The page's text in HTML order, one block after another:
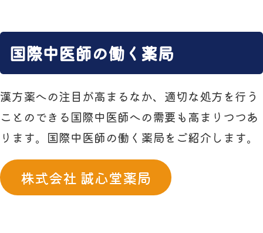
国際中医師の働く薬局
漢方薬への注目が高まるなか、適切な処方を行う
ことのできる国際中医師への需要も高まりつつあ
ります。国際中医師の働く薬局をご紹介します。
株式会社 誠心堂薬局